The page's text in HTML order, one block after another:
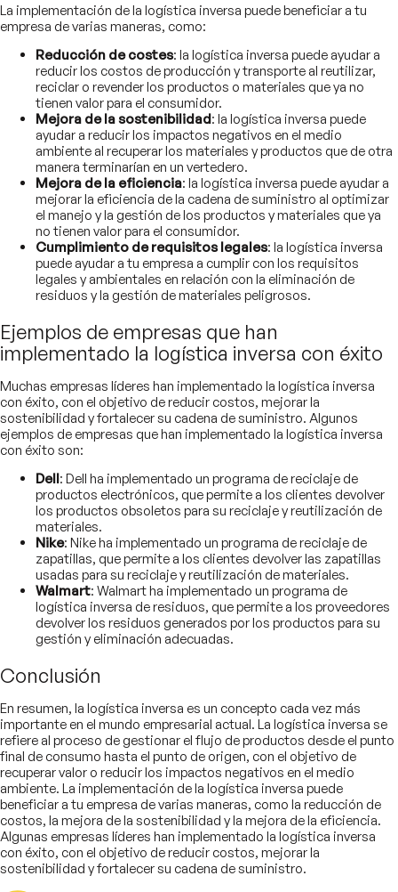
La implementación de la logística inversa puede beneficiar a tu
empresa de varias maneras, como:
Reducción de costes: la logística inversa puede ayudar a
reducir los costos de producción y transporte al reutilizar,
reciclar o revender los productos o materiales que ya no
tienen valor para el consumidor.
Mejora de la sostenibilidad: la logística inversa puede
ayudar a reducir los impactos negativos en el medio
ambiente al recuperar los materiales y productos que de otra
manera terminarían en un vertedero.
Mejora de la eficiencia: la logística inversa puede ayudar a
mejorar la eficiencia de la cadena de suministro al optimizar
el manejo y la gestión de los productos y materiales que ya
no tienen valor para el consumidor.
Cumplimiento de requisitos legales: la logística inversa
puede ayudar a tu empresa a cumplir con los requisitos
legales y ambientales en relación con la eliminación de
residuos y la gestión de materiales peligrosos.
Ejemplos de empresas que han
implementado la logística inversa con éxito
Muchas empresas líderes han implementado la logística inversa
con éxito, con el objetivo de reducir costos, mejorar la
sostenibilidad y fortalecer su cadena de suministro. Algunos
ejemplos de empresas que han implementado la logística inversa
con éxito son:
Dell: Dell ha implementado un programa de reciclaje de
productos electrónicos, que permite a los clientes devolver
los productos obsoletos para su reciclaje y reutilización de
materiales.
Nike: Nike ha implementado un programa de reciclaje de
zapatillas, que permite a los clientes devolver las zapatillas
usadas para su reciclaje y reutilización de materiales.
Walmart: Walmart ha implementado un programa de
logística inversa de residuos, que permite a los proveedores
devolver los residuos generados por los productos para su
gestión y eliminación adecuadas.
Conclusión
En resumen, la logística inversa es un concepto cada vez más
importante en el mundo empresarial actual. La logística inversa se
refiere al proceso de gestionar el flujo de productos desde el punto
final de consumo hasta el punto de origen, con el objetivo de
recuperar valor o reducir los impactos negativos en el medio
ambiente. La implementación de la logística inversa puede
beneficiar a tu empresa de varias maneras, como la reducción de
costos, la mejora de la sostenibilidad y la mejora de la eficiencia.
Algunas empresas líderes han implementado la logística inversa
con éxito, con el objetivo de reducir costos, mejorar la
sostenibilidad y fortalecer su cadena de suministro.